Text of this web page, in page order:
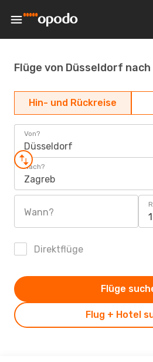
Flüge von Düsseldorf
Hin- und Rückreise
Von?
Düsseldorf
Nach?
Zagreb
Wann?
Direktflüge
Flug + Hotel
Flüge